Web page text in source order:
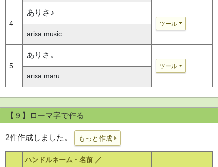
4
ありさ♪
ツール
arisa.music
5
ありさ。
ツール
arisa.maru
【９】ローマ字で作る
2件作成しました。 もっと作成
ハンドルネーム・名前 ／